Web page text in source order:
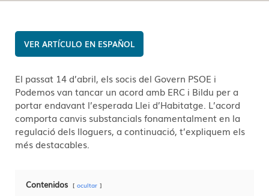
ESPAÑOL
El passat 14 d’abril, els socis del Govern PSOE i
Podemos van tancar un acord amb ERC i Bildu per a
portar endavant l’esperada Llei d’Habitatge. L’acord
comporta canvis substancials fonamentalment en la
regulació dels lloguers, a continuació, t’expliquem els
més destacables.
Contenidos ocultar